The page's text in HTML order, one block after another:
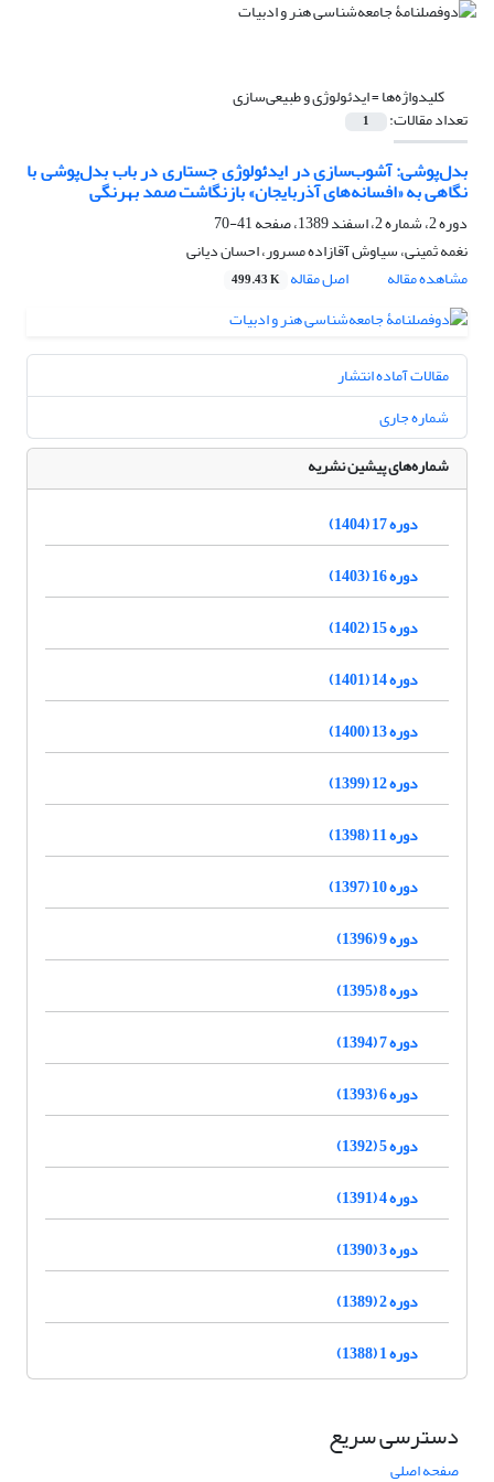
کلیدواژه‌ها =ایدئولوژی و طبیعی‌سازی
تعداد مقالات: 1
بدل‌پوشی: آشوب‌سازی در ایدئولوژی جستاری در باب بدل‌پوشی با
نگاهی به «افسانه‌های آذربایجان» بازنگاشت صمد بهرنگی
دوره 2، شماره 2، اسفند 1389، صفحه
41-70
نغمه ثمینی، سیاوش آقازاده ‌مسرور، احسان دیانی
مشاهده مقاله
اصل مقاله 499.43 K
مقالات آماده انتشار
شماره جاری
شماره‌های پیشین نشریه
دوره 17 (1404)
دوره 16 (1403)
دوره 15 (1402)
دوره 14 (1401)
دوره 13 (1400)
دوره 12 (1399)
دوره 11 (1398)
دوره 10 (1397)
دوره 9 (1396)
دوره 8 (1395)
دوره 7 (1394)
دوره 6 (1393)
دوره 5 (1392)
دوره 4 (1391)
دوره 3 (1390)
دوره 2 (1389)
دوره 1 (1388)
دسترسی سریع
صفحه اصلی